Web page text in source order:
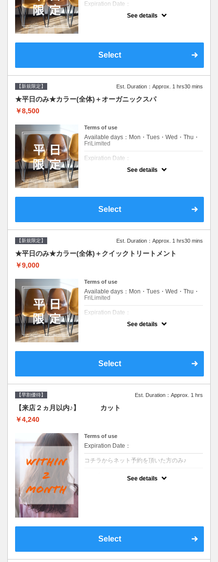
Expiration Date：
新規限定の平日のみのクーポンです★
平日クーポン●シャンプーブロー込●ロング料
提案させて頂きます●選べるシャンプー付き●
See details
Select
【新規限定】 Est. Duration：Approx. 1 hrs30 mins
★平日のみ★カラー(全体)＋オーガニックスパ
￥8,500
Terms of use
Available days：Mon・Tues・Wed・Thu・
FriLimited
Expiration Date：
新規限定の平日のみのクーポンです★
平日クーポン●シャンプーブロー込●ロング料
提案させて頂きます●選べるシャンプー付き●
See details
Select
【新規限定】 Est. Duration：Approx. 1 hrs30 mins
★平日のみ★カラー(全体)＋クイックトリートメント
￥9,000
Terms of use
Available days：Mon・Tues・Wed・Thu・
FriLimited
Expiration Date：
新規限定の平日のみのクーポンです★
平日クーポン●シャンプーブロー込●ロング料
提案させて頂きます●選べるシャンプー付き●
See details
Select
【早割優待】 Est. Duration：Approx. 1 hrs
【来店２ヵ月以内♪】 カット
￥4,240
Terms of use
Expiration Date：
コチラからネット予約を頂いた方のみ♪
See details
Select